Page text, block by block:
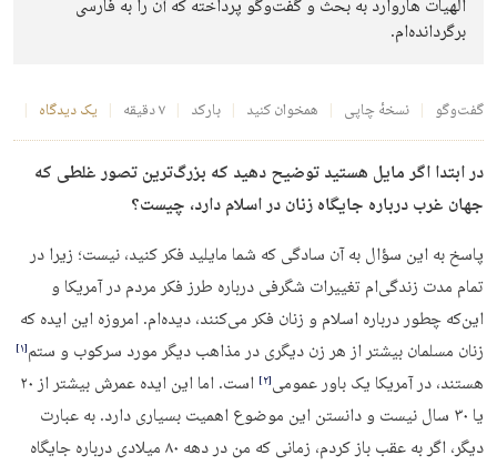
الهیات هاروارد به بحث و گفت‌وگو پرداخته که آن را به فارسی
برگردانده‌ام.
گفت‌وگو نسخهٔ چاپی همخوان کنید بارکد ۷ دقیقه یک دیدگاه
در ابتدا اگر مایل هستید توضیح دهید که بزرگ‌ترین تصور غلطی که
جهان غرب درباره جایگاه زنان در اسلام دارد، چیست؟
پاسخ به این سؤال به آن سادگی که شما مایلید فکر کنید، نیست؛ زیرا در
تمام مدت زندگی‌ام تغییرات شگرفی درباره طرز فکر مردم در آمریکا و
این‌که چطور درباره اسلام و زنان فکر می‌کنند، دیده‌ام. امروزه این ایده که
زنان مسلمان بیشتر از هر زن دیگری در مذاهب دیگر مورد سرکوب و ستم‏[۱]‎
هستند، در آمریکا یک باور عمومی‏[۲]‎
است. اما این ایده عمرش بیشتر از ۲۰
یا ۳۰ سال نیست و دانستن این موضوع اهمیت بسیاری دارد. به عبارت
دیگر، اگر به عقب باز کردم، زمانی که من در دهه ۸۰ میلادی درباره جایگاه